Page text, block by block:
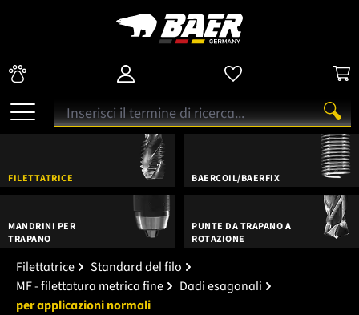
FILETTATRICE BAERCOIL/BAERFIX
MANDRINI PER
TRAPANO
PUNTE DA TRAPANO A
ROTAZIONE
Filettatrice
Standard del filo
MF - filettatura metrica fine
Dadi esagonali
per applicazioni normali